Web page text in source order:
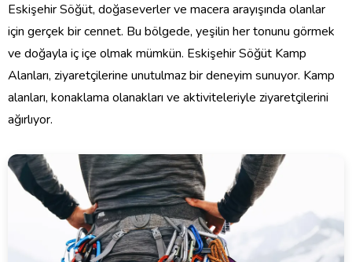
Eskişehir Söğüt, doğaseverler ve macera arayışında olanlar
için gerçek bir cennet. Bu bölgede, yeşilin her tonunu görmek
ve doğayla iç içe olmak mümkün. Eskişehir Söğüt Kamp
Alanları, ziyaretçilerine unutulmaz bir deneyim sunuyor. Kamp
alanları, konaklama olanakları ve aktiviteleriyle ziyaretçilerini
ağırlıyor.